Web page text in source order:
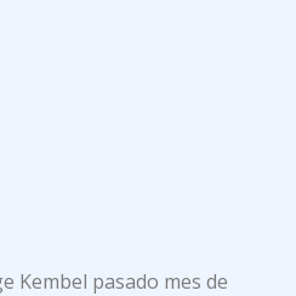
Kembel pasado mes de